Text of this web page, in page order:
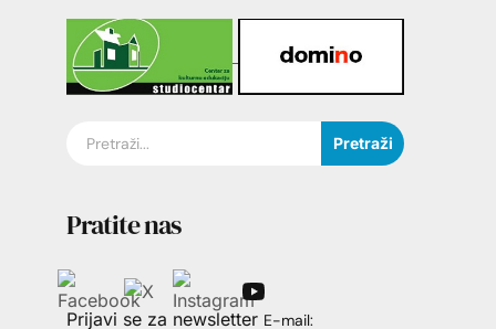
Pretraži
Pratite nas
Prijavi se za newsletter E-mail: